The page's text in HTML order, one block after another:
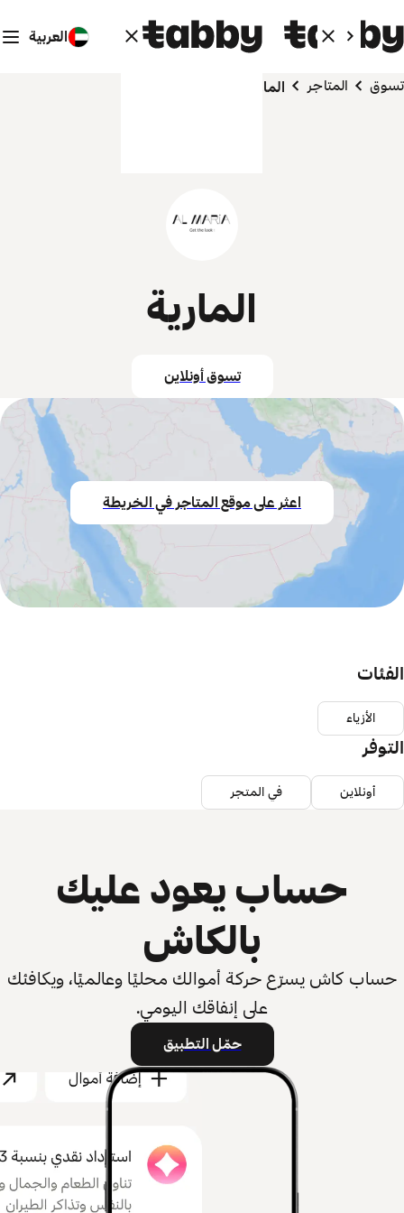
العربية
تسوق المتاجر المارية
المارية
تسوق أونلاين
اعثر على موقع المتاجر في الخريطة
الفئات
الأزياء
التوفر
أونلاين في المتجر
حساب يعود عليك
بالكاش
حساب كاش يسرّع حركة أموالك محليًا وعالميًا، ويكافئك
على إنفاقك اليومي.
حمّل التطبيق